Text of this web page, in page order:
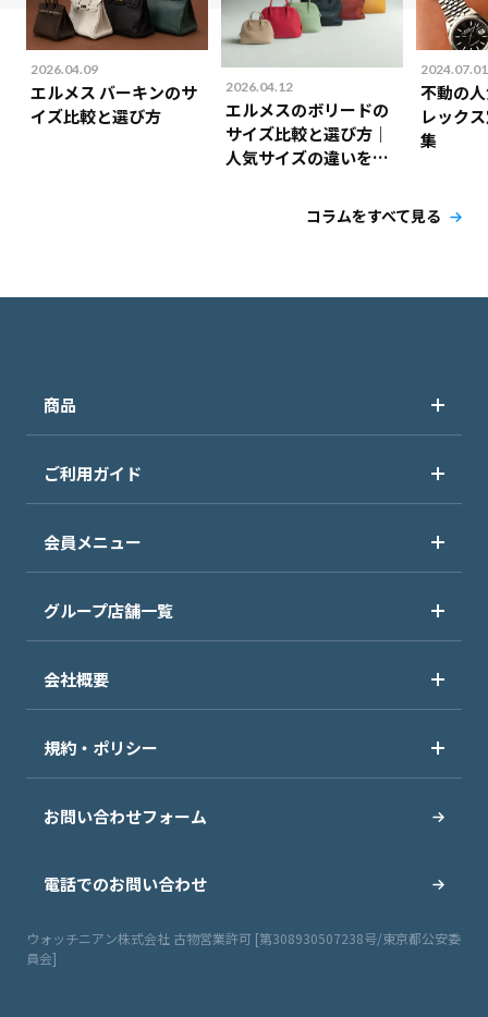
2026.04.09
エルメス バーキンのサ
イズ比較と選び方
2026.04.12
エルメスのボリードの
サイズ比較と選び方｜
人気サイズの違いを解
2024.07.01
不動の
レック
集
コラムをすべて見る
商品
ご利用ガイド
会員メニュー
グループ店舗一覧
会社概要
規約・ポリシー
お問い合わせフォーム
電話でのお問い合わせ
ウォッチニアン株式会社 古物営業許可 [第308930507238号/東京都公安委
員会]